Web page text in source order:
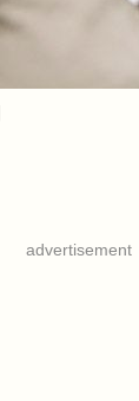
advertisement